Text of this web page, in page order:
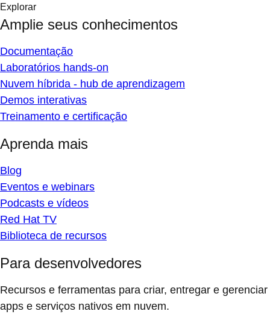
Explorar
Amplie seus conhecimentos
Documentação
Laboratórios hands-on
Nuvem híbrida - hub de aprendizagem
Demos interativas
Treinamento e certificação
Aprenda mais
Blog
Eventos e webinars
Podcasts e vídeos
Red Hat TV
Biblioteca de recursos
Para desenvolvedores
Recursos e ferramentas para criar, entregar e gerenciar
apps e serviços nativos em nuvem.